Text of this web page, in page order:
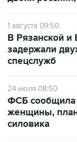
1 августа 09:50
В Рязанской и
задержали
спецслужб
24 июля 08:50
ФСБ сообщила
женщины,
силовика